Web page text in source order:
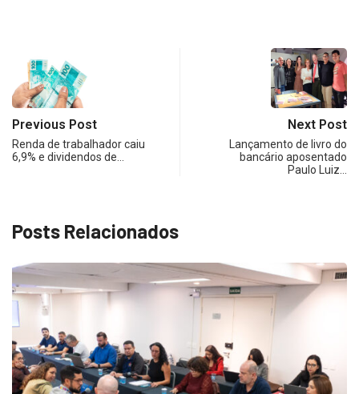
Previous Post
Renda de trabalhador caiu
6,9% e dividendos de…
Next Post
Lançamento de livro do
bancário aposentado
Paulo Luiz…
Posts Relacionados